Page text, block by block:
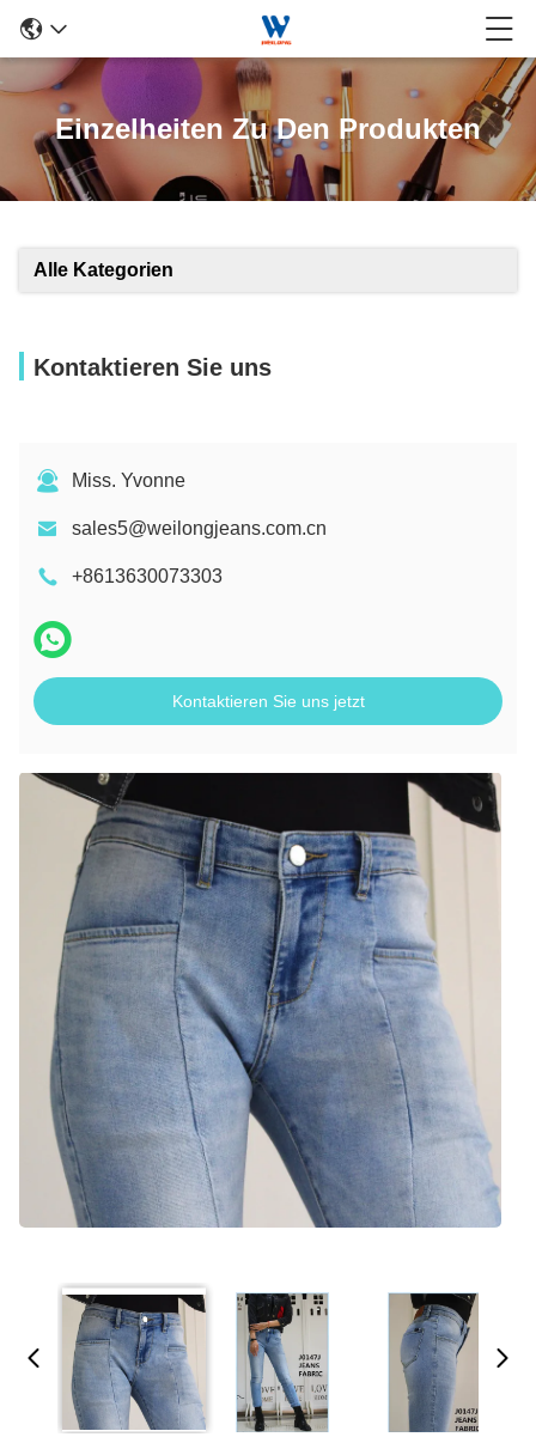
Einzelheiten Zu Den Produkten
Alle Kategorien
Kontaktieren Sie uns
Miss. Yvonne
sales5@weilongjeans.com.cn
+8613630073303
Kontaktieren Sie uns jetzt